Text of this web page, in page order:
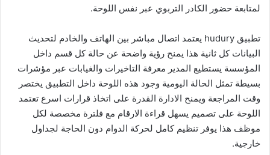
لمتابعة حضور الكادر التربوي عبر نفس اللوحة.
تطبيق hudury يعتمد اتصال مباشر بين الهاتف والخادم لتحديث
البيانات كل ثانية هذا يمنح رؤية واضحة عن حالة كل قسم داخل
المؤسسة يستطيع المدير معرفة التاخيرات والغيابات عبر مؤشرات
بسيطة تمثل الحالة اليومية وجود هذه اللوحة داخل التطبيق يختصر
وقت المراجعة ويمنح الادارة القدرة على اتخاذ قرارات اسرع تعتمد
اللوحة على تصميم يسهل قراءة الارقام مع فلترة مخصصة لكل
موظف هذا يوفر تنظيم كامل لحركة الدوام دون الحاجة لجداول
خارجية.